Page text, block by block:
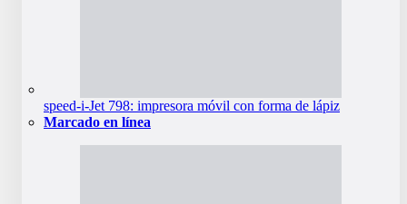
speed-i-Jet 798: impresora móvil con forma de lápiz
Marcado en línea